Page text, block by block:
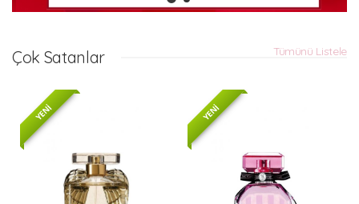
Çok Satanlar Tümünü Listele
YENİ YENİ